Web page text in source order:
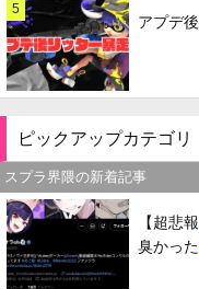
5
アプデ
ピックアップカテゴリ
スプラ界隈の新着記事
【超悲
臭かった